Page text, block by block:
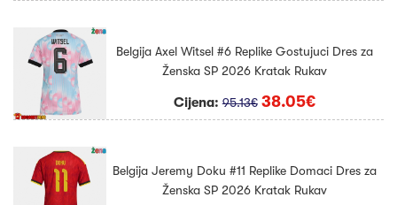
Belgija Axel Witsel #6 Replike Gostujuci Dres za
Ženska SP 2026 Kratak Rukav
Cijena:95.13€ 38.05€
Belgija Jeremy Doku #11 Replike Domaci Dres za
Ženska SP 2026 Kratak Rukav